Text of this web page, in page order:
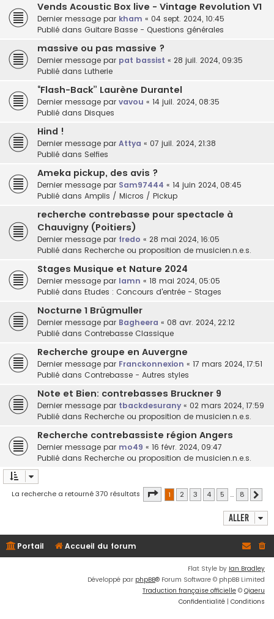
Vends Acoustic Box live - Vintage Revolution V1
Dernier message par kham « 04 sept. 2024, 10:45
Publié dans Guitare Basse - Questions générales
massive ou pas massive ?
Dernier message par pat bassist « 28 juil. 2024, 09:35
Publié dans Lutherie
“Flash-Back” Laurène Durantel
Dernier message par vavou « 14 juil. 2024, 08:35
Publié dans Disques
Hind !
Dernier message par Attya « 07 juil. 2024, 21:38
Publié dans Selfies
Ameka pickup, des avis ?
Dernier message par Sam97444 « 14 juin 2024, 08:45
Publié dans Amplis / Micros / Pickup
recherche contrebasse pour spectacle à
Chauvigny (Poitiers)
Dernier message par fredo « 28 mai 2024, 16:05
Publié dans Recherche ou proposition de musicien.n.e.s.
Stages Musique et Nature 2024
Dernier message par lamn « 18 mai 2024, 05:05
Publié dans Etudes : Concours d'entrée - Stages
Nocturne 1 Brügmuller
Dernier message par Bagheera « 08 avr. 2024, 22:12
Publié dans Contrebasse Classique
Recherche groupe en Auvergne
Dernier message par Franckonnexion « 17 mars 2024, 17:51
Publié dans Contrebasse - Autres styles
Note et Bien: contrebasses Bruckner 9
Dernier message par tbackdesurany « 02 mars 2024, 17:59
Publié dans Recherche ou proposition de musicien.n.e.s.
Recherche contrebassiste région Angers
Dernier message par mo49 « 16 févr. 2024, 09:47
Publié dans Recherche ou proposition de musicien.n.e.s.
La recherche a retourné 370 résultats Page 1sur8
1 2 3 4 5 … 8
Aller
Portail Accueil du forum
Flat Style by Ian Bradley
Développé par phpBB® Forum Software © phpBB Limited
Traduction française officielle © Qiaeru
Confidentialité | Conditions